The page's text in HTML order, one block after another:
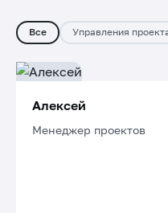
Все Управления
Алексей
Менеджер проектов